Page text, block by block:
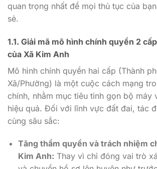
quan trọng nhất để mọi thủ tục của
sẻ.
1.1. Giải mã mô hình chính quyền 2
của Xã Kim Anh
Mô hình chính quyền hai cấp (Thành
Xã/Phường) là một cuộc cách mạng
chính, nhằm mục tiêu tinh gọn bộ máy
hiệu quả. Đối với lĩnh vực đất đai, tác
cùng sâu sắc:
Tăng thẩm quyền và trách nhiệm
Kim Anh: Thay vì chỉ đóng vai trò